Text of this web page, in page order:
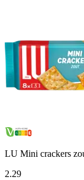
LU Mini crackers
2.29